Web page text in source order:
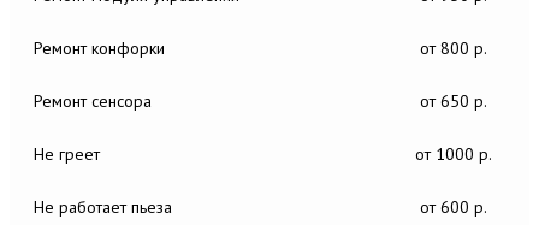
Ремонт конфорки от 800 р.
Ремонт сенсора от 650 р.
Не греет от 1000 р.
Не работает пьеза от 600 р.